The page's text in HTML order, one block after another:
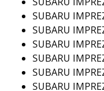
SUBARU
SUBARU
SUBARU
SUBARU
SUBARU
SUBARU